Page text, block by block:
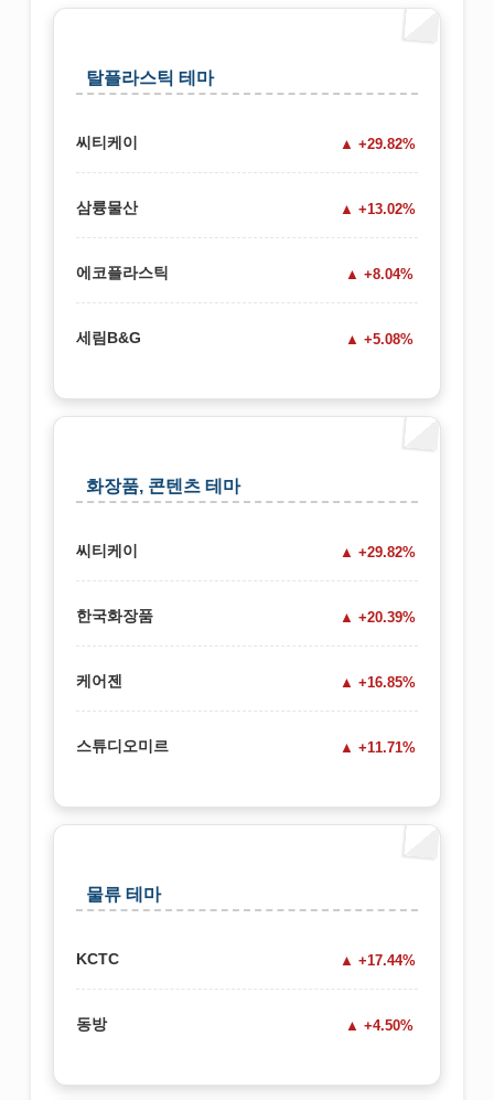
탈플라스틱 테마
씨티케이 +29.82%
삼륭물산 +13.02%
에코플라스틱 +8.04%
세림B&G +5.08%
화장품, 콘텐츠 테마
씨티케이 +29.82%
한국화장품 +20.39%
케어젠 +16.85%
스튜디오미르 +11.71%
물류 테마
KCTC +17.44%
동방 +4.50%